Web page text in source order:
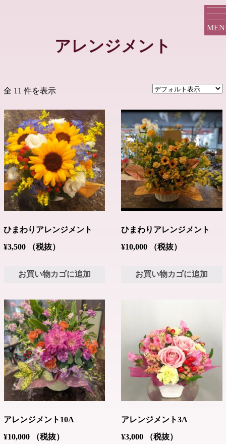
アレンジメント
全 11 件を表示
ひまわりアレンジメント
¥3,500 （税抜）
お買い物カゴに追加
ひまわりアレンジメント
¥10,000 （税抜）
お買い物カゴに追加
アレンジメント10A
¥10,000 （税抜）
アレンジメント3A
¥3,000 （税抜）